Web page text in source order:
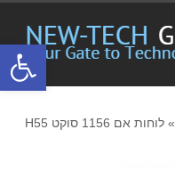
פתח
»
לוחות אם 1156 סוקט H55